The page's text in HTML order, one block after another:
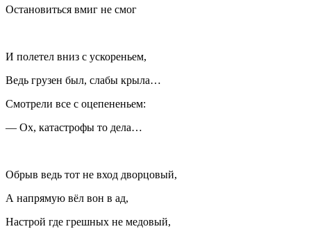
Остановиться вмиг не смог
И полетел вниз с ускореньем,
Ведь грузен был, слабы крыла…
Смотрели все с оцепененьем:
— Ох, катастрофы то дела…
Обрыв ведь тот не вход дворцовый,
А напрямую вёл вон в ад,
Настрой где грешных не медовый,